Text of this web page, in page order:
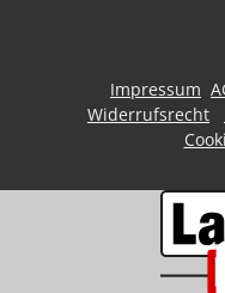
Impressum
Widerrufsrecht